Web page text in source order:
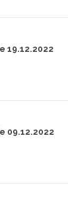
19.12.2022
09.12.2022